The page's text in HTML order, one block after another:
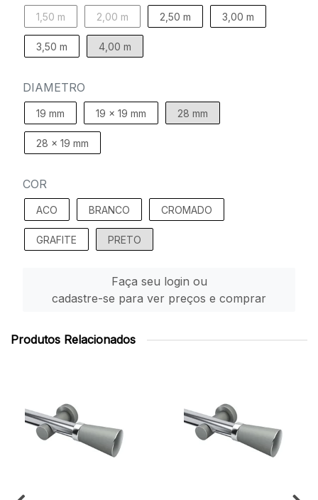
1,50 m 2,00 m 2,50 m 3,00 m
3,50 m 4,00 m
DIAMETRO
19 mm 19 x 19 mm 28 mm
28 x 19 mm
COR
ACO BRANCO CROMADO
GRAFITE PRETO
Faça seu login ou
cadastre-se para ver preços e comprar
Produtos Relacionados